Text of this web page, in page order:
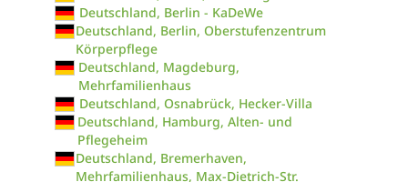
Deutschland, Berlin - KaDeWe
Deutschland, Berlin, Oberstufenzentrum
Körperpflege
Deutschland, Magdeburg,
Mehrfamilienhaus
Deutschland, Osnabrück, Hecker-Villa
Deutschland, Hamburg, Alten- und
Pflegeheim
Deutschland, Bremerhaven,
Mehrfamilienhaus, Max-Dietrich-Str.